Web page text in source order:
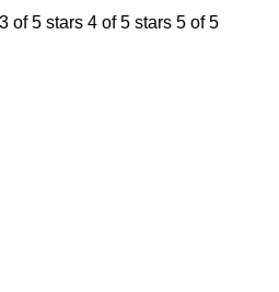
3 of 5 stars 4 of 5 stars 5 of 5